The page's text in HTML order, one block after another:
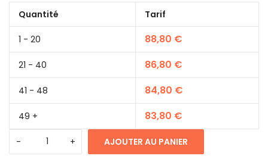
Quantité Tarif
1 - 20 88,80 €
21 - 40 86,80 €
41 - 48 84,80 €
49 + 83,80 €
AJOUTER AU PANIER